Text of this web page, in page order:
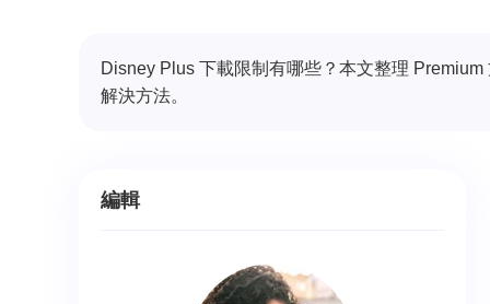
Disney Plus 下載限制有哪些？本文整理
解決方法。
編輯